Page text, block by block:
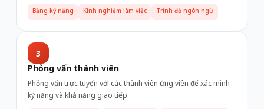
Bảng kỹ năng Kinh nghiệm làm việc Trình độ ngôn ngữ
3
Phỏng vấn thành viên
Phỏng vấn trực tuyến với các thành viên ứng viên để xác minh
kỹ năng và khả năng giao tiếp.